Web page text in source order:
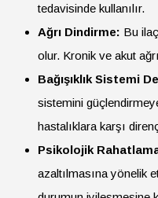
tedavisinde kullanılır.
Ağrı Dindirme: Bu
olur. Kronik ve akut
Bağışıklık Sistemi
sistemini
hastalıklara karşı
Psikolojik
azaltılmasına yönelik